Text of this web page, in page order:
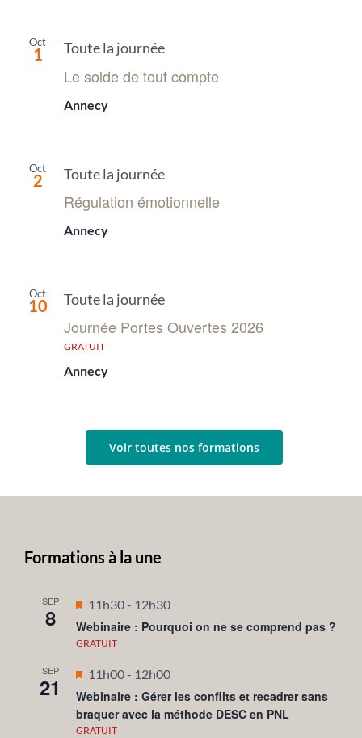
Oct
1 Toute la journée
Le solde de tout compte
Annecy
Oct
2 Toute la journée
Régulation émotionnelle
Annecy
Oct
10 Toute la journée
Journée Portes Ouvertes 2026
GRATUIT
Annecy
Voir toutes nos formations
Formations à la une
SEP
8
Mis
en
avant
11h30- 12h30
Webinaire : Pourquoi on ne se comprend pas ?
GRATUIT
SEP
21
Mis
en
avant
11h00- 12h00
Webinaire : Gérer les conflits et recadrer sans
braquer avec la méthode DESC en PNL
GRATUIT